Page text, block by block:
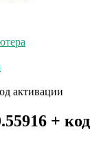
активации
+ код